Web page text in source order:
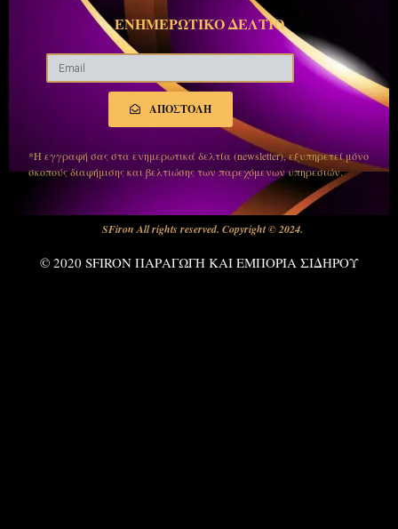
ΕΝΗΜΕΡΩΤΙΚΟ ΔΕΛΤΙΟ
ΑΠΟΣΤΟΛΗ
*Η εγγραφή σας στα ενημερωτικά δελτία (newsletter), εξυπηρετεί μόνο
σκοπούς διαφήμισης και βελτιώσης των παρεχόμενων υπηρεσιών.
SFiron All rights reserved. Copyright © 2024.
© 2020 SFIRON ΠΑΡΑΓΩΓΗ ΚΑΙ ΕΜΠΟΡΙΑ ΣΙΔΗΡΟΥ